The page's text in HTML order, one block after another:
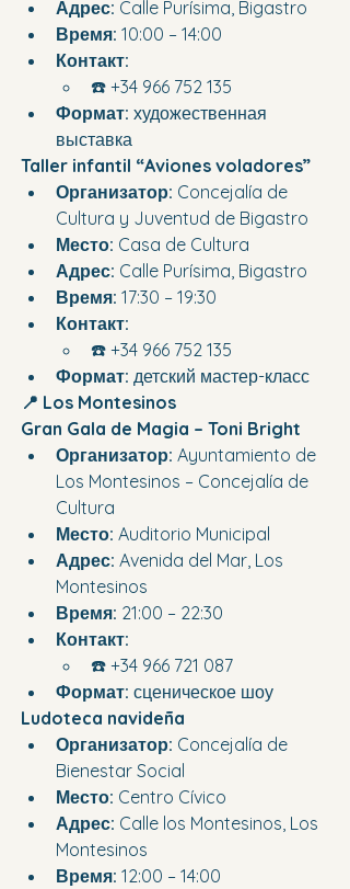
Адрес: Calle Purísima, Bigastro
Время: 10:00 – 14:00
Контакт:
☎️ +34 966 752 135
Формат: художественная
выставка
Taller infantil “Aviones voladores”
Организатор: Concejalía de
Cultura y Juventud de Bigastro
Место: Casa de Cultura
Адрес: Calle Purísima, Bigastro
Время: 17:30 – 19:30
Контакт:
☎️ +34 966 752 135
Формат: детский мастер-класс
📍 Los Montesinos
Gran Gala de Magia – Toni Bright
Организатор: Ayuntamiento de
Los Montesinos – Concejalía de
Cultura
Место: Auditorio Municipal
Адрес: Avenida del Mar, Los
Montesinos
Время: 21:00 – 22:30
Контакт:
☎️ +34 966 721 087
Формат: сценическое шоу
Ludoteca navideña
Организатор: Concejalía de
Bienestar Social
Место: Centro Cívico
Адрес: Calle los Montesinos, Los
Montesinos
Время: 12:00 – 14:00